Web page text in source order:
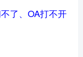
了、OA打不开